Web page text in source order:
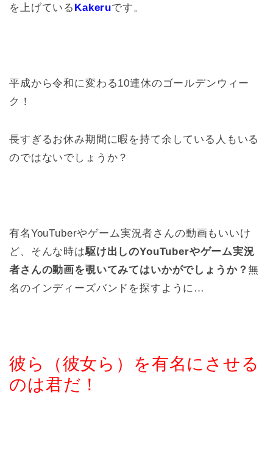
を上げている Kakeruです。
平成から令和に変わる10連休のゴールデンウィー
ク！
長すぎるお休み期間に暇を持て余している人もいる
のではないでしょうか？
有名YouTuberやゲーム実況者さんの動画もいいけ
ど、そんな時は駆け出しのYouTuberやゲーム実況
者さんの動画を覗いてみてはいかがでしょうか？無
名のインディーズバンドを探すように…
彼ら（彼女ら）を有名にさせる
のは君だ！